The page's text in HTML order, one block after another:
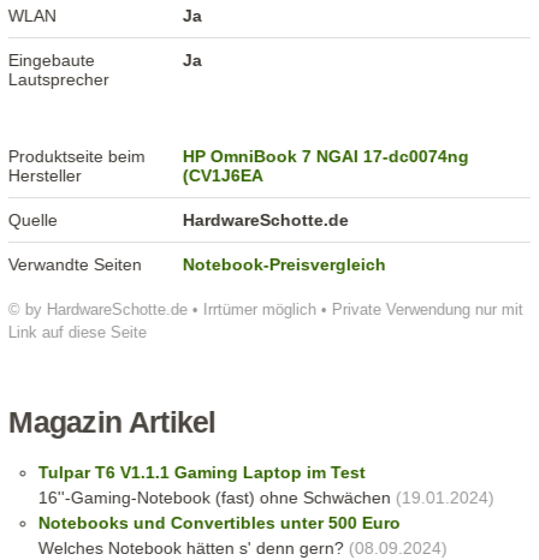
© by HardwareSchotte.de • Irrtümer möglich • Private Verwendung nur mit
Link auf diese Seite
WLAN Ja
Eingebaute
Lautsprecher
Ja
Produktseite beim
Hersteller
HP OmniBook 7 NGAI 17-dc0074ng
(CV1J6EA
Quelle HardwareSchotte.de
Verwandte Seiten Notebook-Preisvergleich
Magazin Artikel
Tulpar T6 V1.1.1 Gaming Laptop im Test
16''-Gaming-Notebook (fast) ohne Schwächen (19.01.2024)
Notebooks und Convertibles unter 500 Euro
Welches Notebook hätten s' denn gern?(08.09.2024)